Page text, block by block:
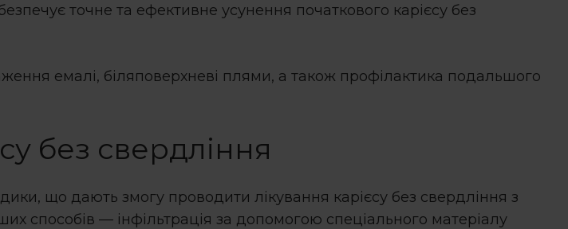
точне та ефективне усунення початкового карієсу без
емалі, біляповерхневі плями, а також профілактика подальшого
без свердління
що дають змогу проводити лікування карієсу без свердління з
способів — інфільтрація за допомогою спеціального матеріалу